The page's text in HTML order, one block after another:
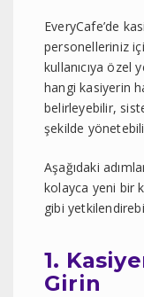
EveryCafe’de
personelleriniz
kullanıcıya özel
hangi kasiyerin
belirleyebilir,
şekilde
Aşağıdaki
kolayca yeni bir
gibi
1.
Girin